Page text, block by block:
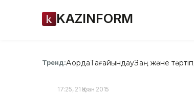
KAZINFORM
Тренд:АқордаТағайындауЗаң және тәртіп
17:25, 21 Қазан 2015